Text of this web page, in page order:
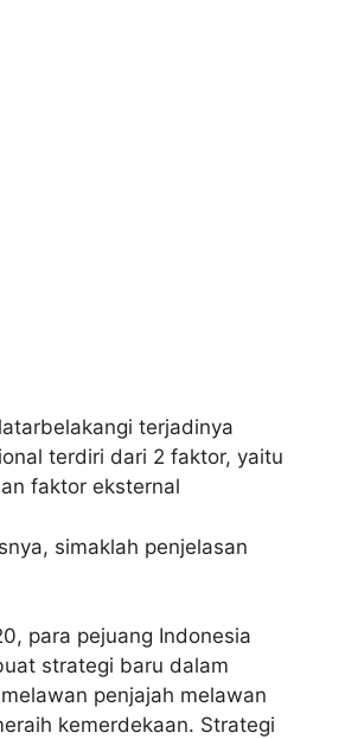
terjadinya
terdiri dari 2 faktor, yaitu
faktor eksternal
simaklah penjelasan
para pejuang Indonesia
strategi baru dalam
penjajah melawan
kemerdekaan. Strategi